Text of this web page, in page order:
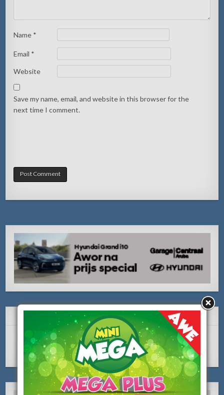
Name *
Email *
Website
Save my name, email, and website in this browser for the
next time I comment.
SUBSCRIBE Y LIKE NOS!